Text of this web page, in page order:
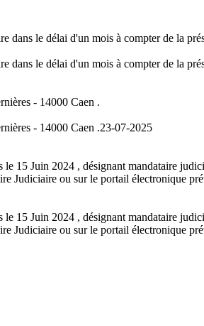
dans le délai d'un mois à compter de la
dans le délai d'un mois à compter de la
- 14000 Caen .
- 14000 Caen .23-07-2025
15 Juin 2024 , désignant mandataire
Judiciaire ou sur le portail électronique
15 Juin 2024 , désignant mandataire
Judiciaire ou sur le portail électronique